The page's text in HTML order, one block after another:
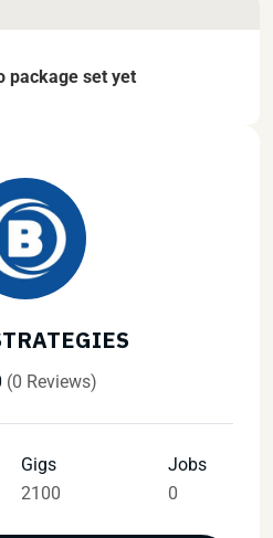
package set yet
(0 Reviews)
Gigs
2100
Jobs
0